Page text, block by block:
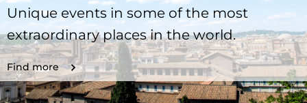
Unique events in some of the most
extraordinary places in the world.
Find more